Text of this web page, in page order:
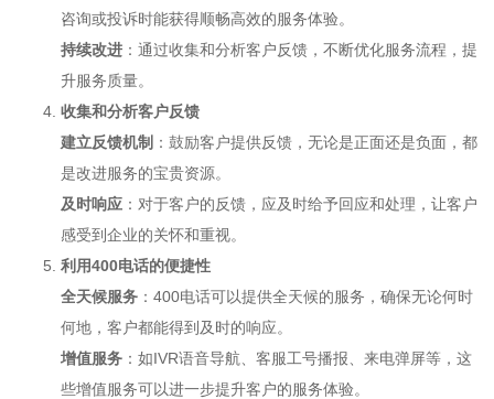
咨询或投诉时能获得顺畅高效的服务体验。
持续改进 ：通过收集和分析客户反馈，不断优化服务流程，提
升服务质量。
收集和分析客户反馈
建立反馈机制 ：鼓励客户提供反馈，无论是正面还是负面，都
是改进服务的宝贵资源。
及时响应 ：对于客户的反馈，应及时给予回应和处理，让客户
感受到企业的关怀和重视。
利用400电话的便捷性
全天候服务 ：400电话可以提供全天候的服务，确保无论何时
何地，客户都能得到及时的响应。
增值服务 ：如IVR语音导航、客服工号播报、来电弹屏等，这
些增值服务可以进一步提升客户的服务体验。